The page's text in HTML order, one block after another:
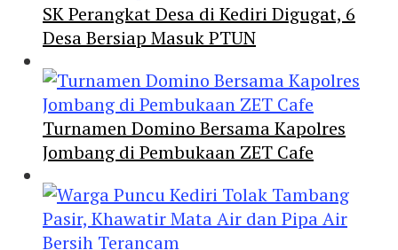
SK Perangkat Desa di Kediri Digugat, 6
Desa Bersiap Masuk PTUN
Turnamen Domino Bersama Kapolres
Jombang di Pembukaan ZET Cafe